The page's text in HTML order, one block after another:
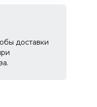
доставки